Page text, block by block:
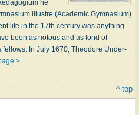
he
illustre (Academic Gymnasium)
life in the 17th century was anything
been as riotous and as fond of
In July 1670, Theodore Under-
>
^ top